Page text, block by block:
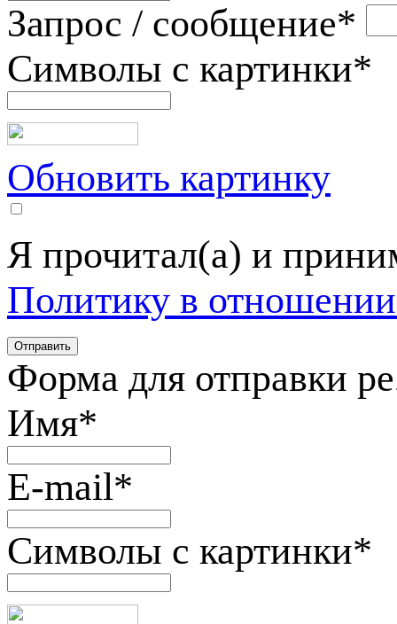
Запрос / сообщение*
Символы с картинки*
Обновить картинку
Я прочитал(а) и
Политику в
Форма для отправки
Имя*
E-mail*
Символы с картинки*